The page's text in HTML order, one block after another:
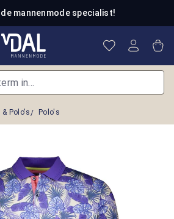
mannenmode specialist!
Je hebt 0
Polo's Polo's